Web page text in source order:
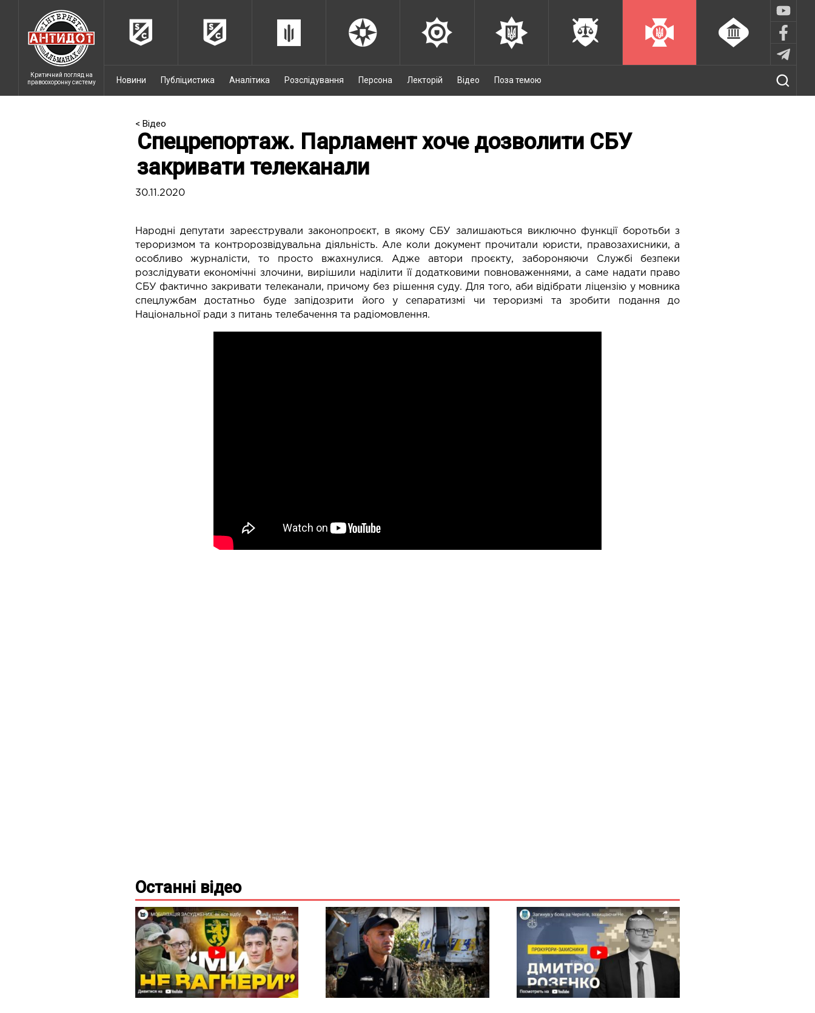
Критичний погляд на
правоохоронну систему
Новини Публіцистика Аналітика Розслідування Персона Лекторій Відео Поза темою
< Відео
Спецрепортаж. Парламент хоче дозволити СБУ
закривати телеканали
30.11.2020
Народні депутати зареєстрували законопроєкт, в якому СБУ залишаються виключно функції боротьби з
тероризмом та контророзвідувальна діяльність. Але коли документ прочитали юристи, правозахисники, а
особливо журналісти, то просто вжахнулися. Адже автори проєкту, забороняючи Службі безпеки
розслідувати економічні злочини, вирішили наділити її додатковими повноваженнями, а саме надати право
СБУ фактично закривати телеканали, причому без рішення суду. Для того, аби відібрати ліцензію у мовника
спецлужбам достатньо буде запідозрити його у сепаратизмі чи тероризмі та зробити подання до
Національної ради з питань телебачення та радіомовлення.
Останні відео